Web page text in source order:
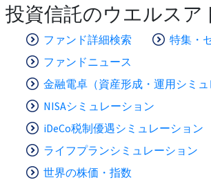
投資信託のウエルスア
ファンド詳細検索
特集・
ファンドニュース
金融電卓（資産形成・運用シミュ
NISAシミュレーション
iDeCo税制優遇シミュレーション
ライフプランシミュレーション
世界の株価・指数